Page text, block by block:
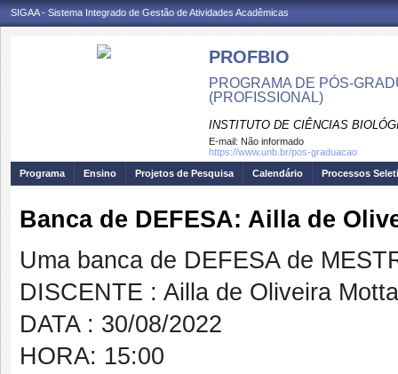
SIGAA - Sistema Integrado de Gestão de Atividades Acadêmicas
PROFBIO
PROGRAMA DE PÓS-
(PROFISSIONAL)
INSTITUTO DE CIÊNCIAS
E-mail: Não informado
https://www.unb.br/pos-graduacao
Programa
Ensino Projetos de Pesquisa Calendário Processos
Banca de DEFESA: Ailla de
Uma banca de DEFESA de
DISCENTE : Ailla de Oliveira Motta
DATA : 30/08/2022
HORA: 15:00